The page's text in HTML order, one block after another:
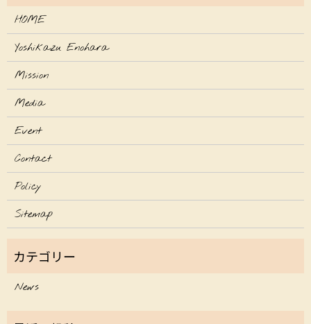
HOME
Yoshikazu Enohara
Mission
Media
Event
Contact
Policy
Sitemap
News